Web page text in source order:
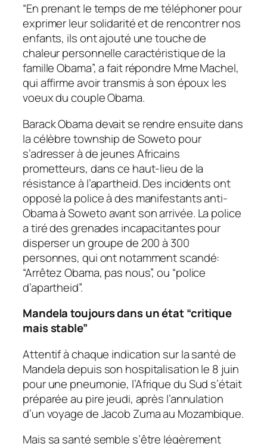
“En prenant le temps de me téléphoner pour
exprimer leur solidarité et de rencontrer nos
enfants, ils ont ajouté une touche de
chaleur personnelle caractéristique de la
famille Obama”, a fait répondre Mme Machel,
qui affirme avoir transmis à son époux les
voeux du couple Obama.
Barack Obama devait se rendre ensuite dans
la célèbre township de Soweto pour
s’adresser à de jeunes Africains
prometteurs, dans ce haut-lieu de la
résistance à l’apartheid. Des incidents ont
opposé la police à des manifestants anti-
Obama à Soweto avant son arrivée. La police
a tiré des grenades incapacitantes pour
disperser un groupe de 200 à 300
personnes, qui ont notamment scandé:
“Arrêtez Obama, pas nous”, ou “police
d’apartheid”.
Mandela toujours dans un état “critique
mais stable”
Attentif à chaque indication sur la santé de
Mandela depuis son hospitalisation le 8 juin
pour une pneumonie, l’Afrique du Sud s’était
préparée au pire jeudi, après l’annulation
d’un voyage de Jacob Zuma au Mozambique.
Mais sa santé semble s’être légèrement